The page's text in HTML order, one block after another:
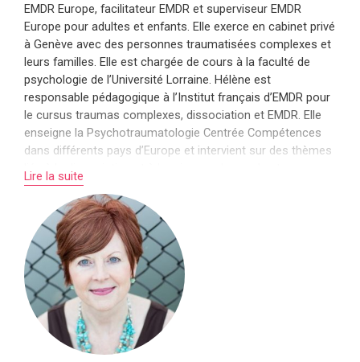
EMDR Europe, facilitateur EMDR et superviseur EMDR
Europe pour adultes et enfants. Elle exerce en cabinet privé
à Genève avec des personnes traumatisées complexes et
leurs familles. Elle est chargée de cours à la faculté de
psychologie de l’Université Lorraine. Hélène est
responsable pédagogique à l’Institut français d’EMDR pour
le cursus traumas complexes, dissociation et EMDR. Elle
enseigne la Psychotraumatologie Centrée Compétences
dans différents pays d’Europe et intervient sur des thèmes
liés à la dissociation et à la prise en charge des traumas
complexes, traumas transgénérationnels. Hélène a
développé le protocole des lettres, le modèle bi-axial de la
boîte de vitesse, une structure de traitement pour un travail
en tout sécurité en psychotraumatologie complexe, et le
collage de la famille symbolique, un outil permettant
d’œuvrer pour une stabilisation relationnelle. Hélène est
auteur et co-auteur de plusieurs articles en
psychotraumatologie.
En savoir plus sur Hélène Dellucci
Lire la suite